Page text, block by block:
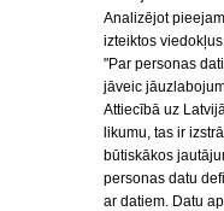
Analizējot
izteiktos
"Par personas
jāveic
Attiecībā uz
likumu, tas ir
būtiskākos
personas datu
ar datiem. Datu